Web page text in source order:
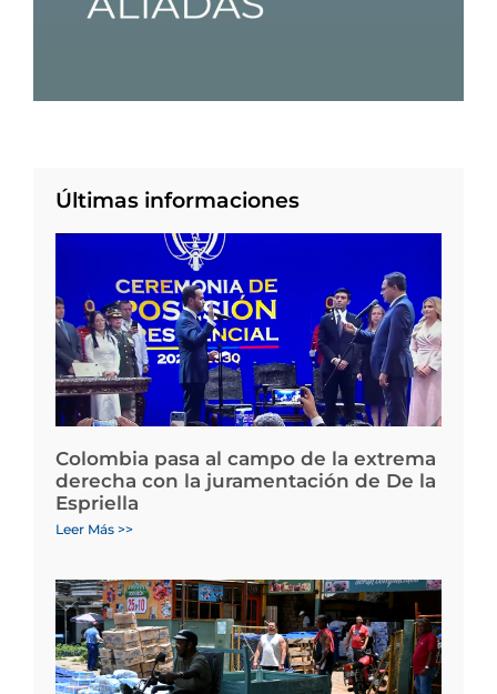
Últimas informaciones
Colombia pasa al campo de la extrema
derecha con la juramentación de De la
Espriella
Leer Más >>